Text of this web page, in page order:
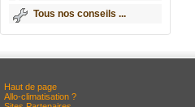
Tous nos conseils ...
Haut de page
Allo-climatisation ?